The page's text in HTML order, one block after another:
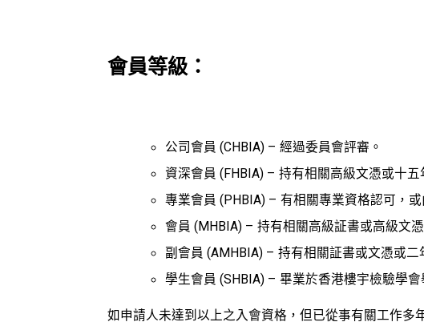
會員等級：
公司會員 (CHBIA) – 經過委員會評審。
資深會員 (FHBIA) – 持有相關高級文憑或十
專業會員 (PHBIA) – 有相關專業資格認可，
會員 (MHBIA) – 持有相關高級証書或高級文
副會員 (AMHBIA) – 持有相關証書或文憑或
學生會員 (SHBIA) – 畢業於香港樓宇檢驗學
如申請人未達到以上之入會資格，但已從事有關工作多